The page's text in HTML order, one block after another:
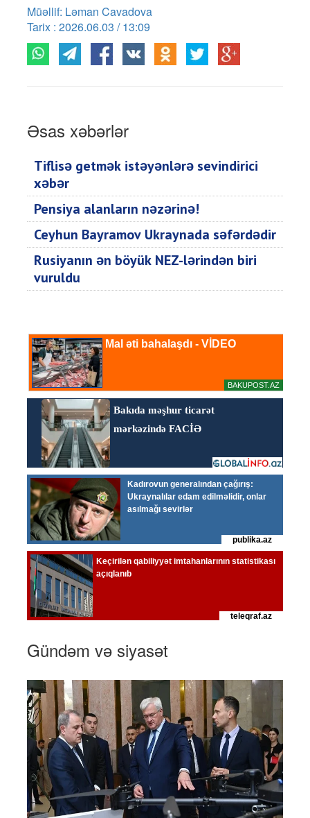
Müəllif: Ləman Cavadova
Tarix : 2026.06.03 / 13:09
Əsas xəbərlər
Tiflisə getmək istəyənlərə sevindirici
xəbər
Pensiya alanların nəzərinə!
Ceyhun Bayramov Ukraynada səfərdədir
Rusiyanın ən böyük NEZ-lərindən biri
vuruldu
Gündəm və siyasət